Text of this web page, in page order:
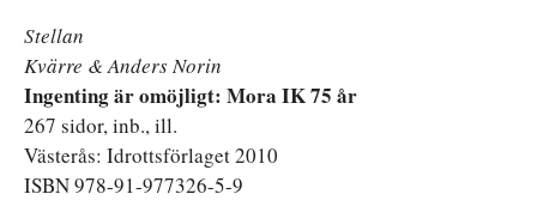
Stellan
Kvärre & Anders Norin
Ingenting är omöjligt: Mora IK 75 år
267 sidor, inb., ill.
Västerås: Idrottsförlaget 2010
ISBN 978-91-977326-5-9